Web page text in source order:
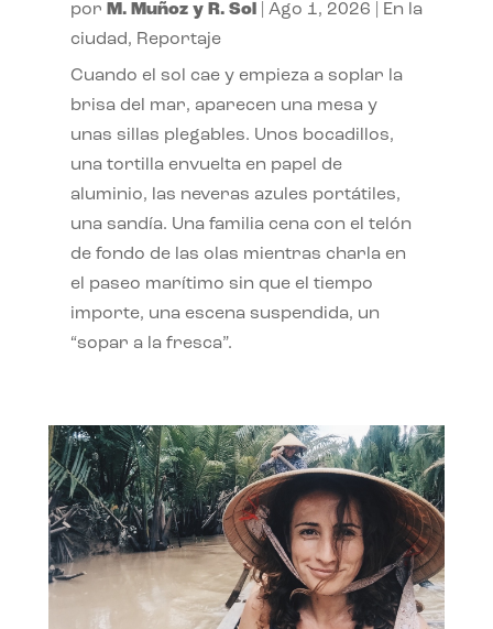
por M. Muñoz y R. Sol| Ago 1, 2026
En la
ciudad, Reportaje
Cuando el sol cae y empieza a soplar la
brisa del mar, aparecen una mesa y
unas sillas plegables. Unos bocadillos,
una tortilla envuelta en papel de
aluminio, las neveras azules portátiles,
una sandía. Una familia cena con el telón
de fondo de las olas mientras charla en
el paseo marítimo sin que el tiempo
importe, una escena suspendida, un
“sopar a la fresca”.